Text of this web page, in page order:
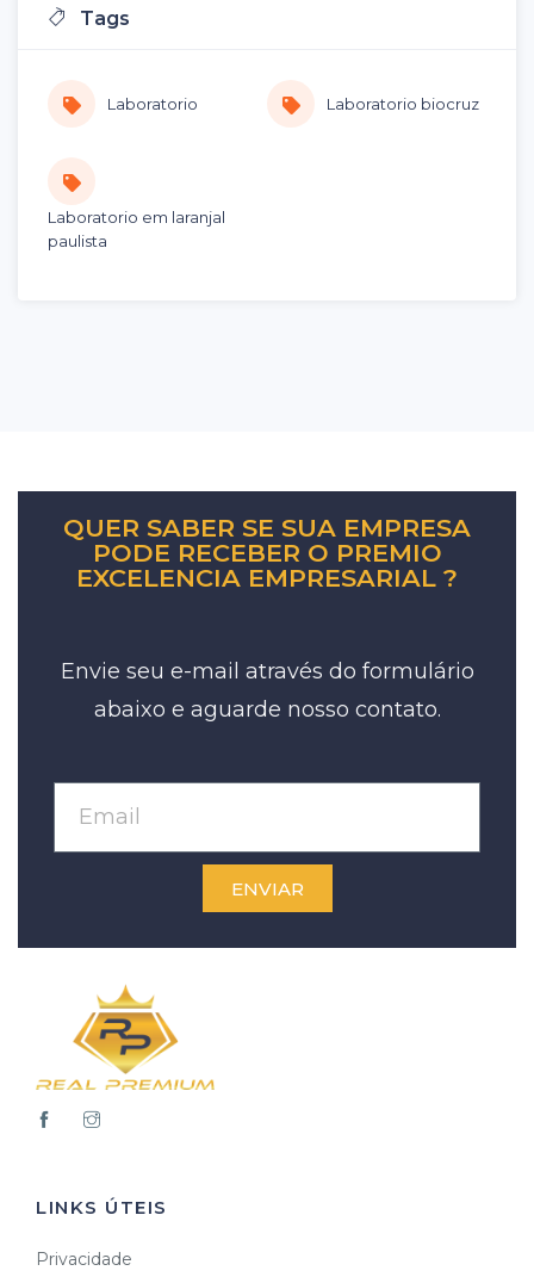
Tags
Laboratorio Laboratorio biocruz
Laboratorio em laranjal
paulista
QUER SABER SE SUA EMPRESA
PODE RECEBER O PREMIO
EXCELENCIA EMPRESARIAL ?
Envie seu e-mail através do formulário
abaixo e aguarde nosso contato.
ENVIAR
LINKS ÚTEIS
Privacidade